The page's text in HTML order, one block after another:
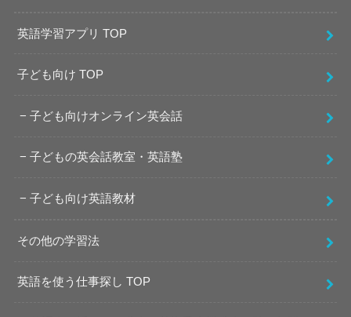
英語学習アプリ TOP
子ども向け TOP
子ども向けオンライン英会話
子どもの英会話教室・英語塾
子ども向け英語教材
その他の学習法
英語を使う仕事探し TOP